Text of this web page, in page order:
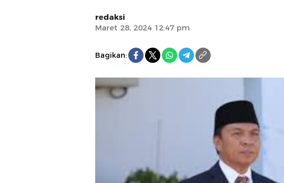
redaksi
Maret 28, 2024 12:47 pm
Bagikan: